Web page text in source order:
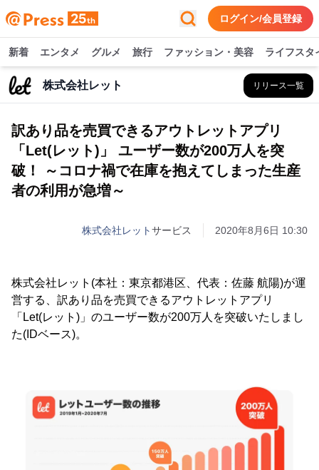
ログイン/会員登録
新着 エンタメ グルメ 旅行 ファッション・美容 ライフスタ
株式会社レット リリース一覧
訳あり品を売買できるアウトレットアプリ
「Let(レット)」 ユーザー数が200万人を突
破！ ～コロナ禍で在庫を抱えてしまった生産
者の利用が急増～
株式会社レットサービス 2020年8月6日 10:30
株式会社レット(本社：東京都港区、代表：佐藤 航陽)が運
営する、訳あり品を売買できるアウトレットアプリ
「Let(レット)」のユーザー数が200万人を突破いたしまし
た(IDベース)。